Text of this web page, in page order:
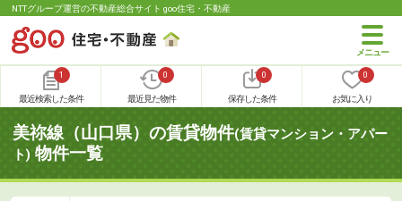
NTTグループ運営の不動産総合サイト goo住宅・不動産
1
最近検索した条件
0
最近見た物件
0
保存した条件
0
お気に入り
美祢線（山口県）の賃貸物件(賃貸マンション・アパー
ト) 物件一覧